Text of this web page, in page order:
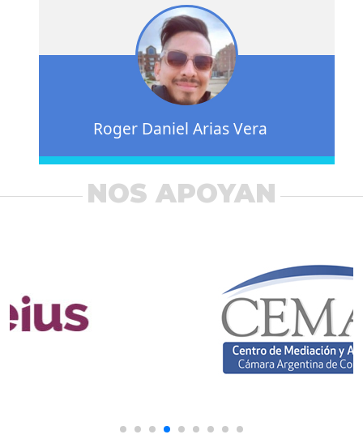
Roger Daniel Arias Vera
NOS APOYAN